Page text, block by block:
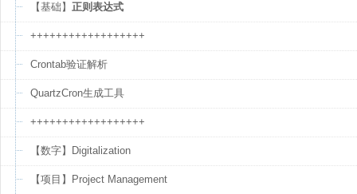
【基础】 正则表达式
++++++++++++++++++
Crontab验证解析
QuartzCron生成工具
++++++++++++++++++
【数字】Digitalization
【项目】Project Management